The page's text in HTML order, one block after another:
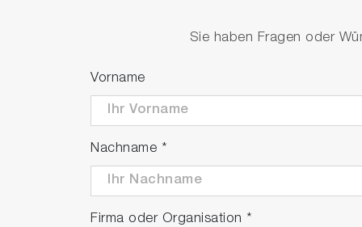
Sie haben Fragen oder
Vorname
Nachname *
Firma oder Organisation *